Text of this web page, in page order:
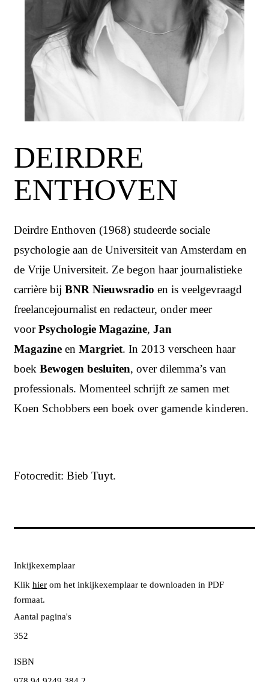
DEIRDRE
ENTHOVEN
Deirdre Enthoven (1968) studeerde sociale
psychologie aan de Universiteit van Amsterdam en
de Vrije Universiteit. Ze begon haar journalistieke
carrière bij BNR Nieuwsradio en is veelgevraagd
freelancejournalist en redacteur, onder meer
voorPsychologie Magazine, Jan
Magazine en Margriet. In 2013 verscheen haar
boek Bewogen besluiten, over dilemma’s van
professionals. Momenteel schrijft ze samen met
Koen Schobbers een boek over gamende kinderen.
Fotocredit: Bieb Tuyt.
Inkijkexemplaar
Klik hier om het inkijkexemplaar te downloaden in PDF
formaat.
Aantal pagina's
352
ISBN